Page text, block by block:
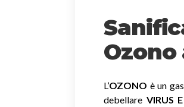
Ozono
L’OZONO è un
debellare VIRUS